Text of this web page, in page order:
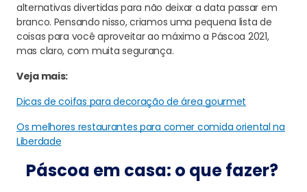
alternativas divertidas para não deixar a data passar em
branco. Pensando nisso, criamos uma pequena lista de
coisas para você aproveitar ao máximo a Páscoa 2021,
mas claro, com muita segurança.
Veja mais:
Dicas de coifas para decoração de área gourmet
Os melhores restaurantes para comer comida oriental na
Liberdade
Páscoa em casa: o que fazer?